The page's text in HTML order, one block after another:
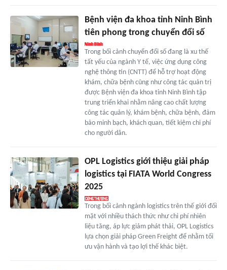
Bệnh viện đa khoa tỉnh Ninh Bình
tiên phong trong chuyển đổi số
Trong bối cảnh chuyển đổi số đang là xu thế
tất yếu của ngành Y tế, việc ứng dụng công
nghệ thông tin (CNTT) để hỗ trợ hoạt động
khám, chữa bệnh cũng như công tác quản trị
được Bệnh viện đa khoa tỉnh Ninh Bình tập
trung triển khai nhằm nâng cao chất lượng
công tác quản lý, khám bệnh, chữa bệnh, đảm
bảo minh bạch, khách quan, tiết kiệm chi phí
cho người dân.
OPL Logistics giới thiệu giải pháp
logistics tại FIATA World Congress
2025
Trong bối cảnh ngành logistics trên thế giới đối
mặt với nhiều thách thức như chi phí nhiên
liệu tăng, áp lực giảm phát thải, OPL Logistics
lựa chọn giải pháp Green Freight để nhằm tối
ưu vận hành và tạo lợi thế khác biệt.